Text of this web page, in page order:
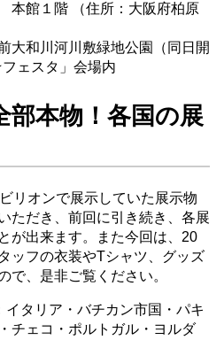
本館１階 （住所：大阪府柏原
大和川河川敷緑地公園（同日開
ェスタ」会場内
部本物！各国の展
リオンで展示していた展示物
ただき、前回に引き続き、各展
が出来ます。また今回は、20
ッフの衣装やTシャツ、グッズ
で、是非ご覧ください。
イタリア・バチカン市国・パキ
チェコ・ポルトガル・ヨルダ